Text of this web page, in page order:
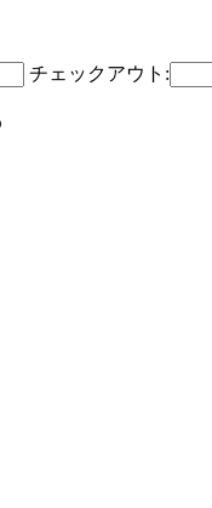
チェックアウト: